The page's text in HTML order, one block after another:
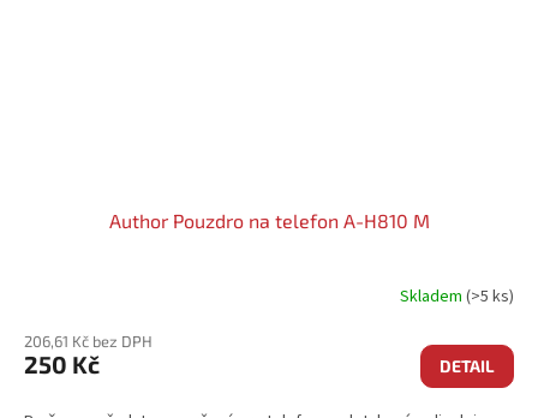
Author Pouzdro na telefon A-H810 M
Skladem (>5 ks)
206,61 Kč bez DPH
250 Kč DETAIL